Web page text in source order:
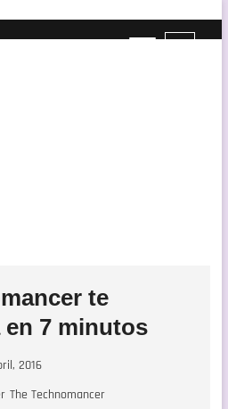
B
te
7 minutos
2016
The Technomancer